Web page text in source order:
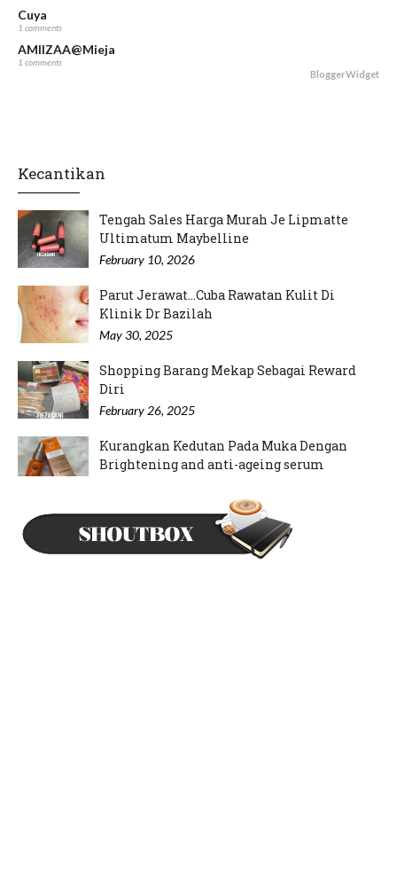
Cuya
1 comments
AMIIZAA@Mieja
1 comments
BloggerWidget
Kecantikan
Tengah Sales Harga Murah Je Lipmatte
Ultimatum Maybelline
February 10, 2026
Parut Jerawat...Cuba Rawatan Kulit Di
Klinik Dr Bazilah
May 30, 2025
Shopping Barang Mekap Sebagai Reward
Diri
February 26, 2025
Kurangkan Kedutan Pada Muka Dengan
Brightening and anti-ageing serum
Mood Rajin Nak Pakai Inai Kuku
May 21, 2024